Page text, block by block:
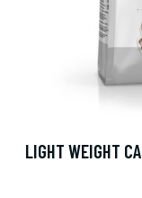
LIGHT WEIGHT